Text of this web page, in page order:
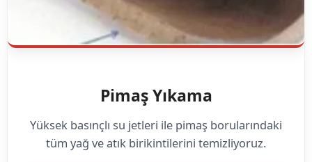
Pimaş Yıkama
Yüksek basınçlı su jetleri ile pimaş borularındaki
tüm yağ ve atık birikintilerini temizliyoruz.